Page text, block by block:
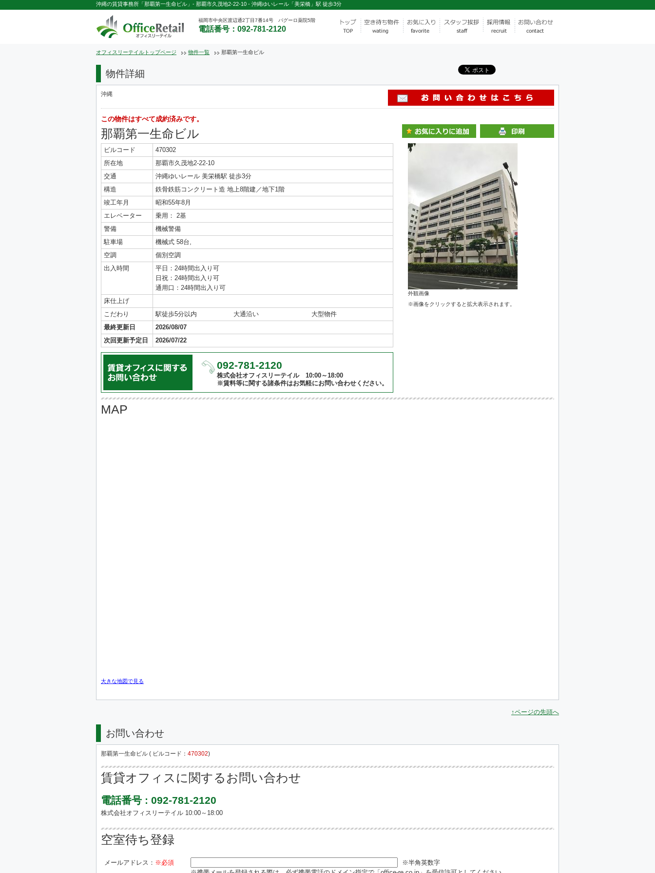
沖縄の賃貸事務所「那覇第一生命ビル」- 那覇市久茂地2-22-10 - 沖縄ゆいレール「美栄橋」駅 徒歩3分
福岡市中央区渡辺通2丁目7番14号 パグーロ薬院5階
電話番号：092-781-2120
オフィスリーテイルトップページ 物件一覧 那覇第一生命ビル
物件詳細
沖縄
この物件はすべて成約済みです。
那覇第一生命ビル
ビルコード
470302
所在地
那覇市久茂地2-22-10
交通
沖縄ゆいレール 美栄橋駅 徒歩3分
構造
鉄骨鉄筋コンクリート造 地上8階建／地下1階
竣工年月
昭和55年8月
エレベーター
乗用： 2基
警備
機械警備
駐車場
機械式 58台,
空調
個別空調
出入時間
平日：24時間出入り可
日祝：24時間出入り可
通用口：24時間出入り可
床仕上げ
こだわり
駅徒歩5分以内 大通沿い
大型物件
最終更新日
2026/08/07
次回更新予定日
2026/07/22
092-781-2120
株式会社オフィスリーテイル 10:00～18:00
※賃料等に関する諸条件はお気軽にお問い合わせください。
外観画像
※画像をクリックすると拡大表示されます。
MAP
大きな地図で見る
↑ページの先頭へ
お問い合わせ
那覇第一生命ビル ( ビルコード： 470302)
賃貸オフィスに関するお問い合わせ
電話番号 : 092-781-2120
株式会社オフィスリーテイル 10:00～18:00
空室待ち登録
メールアドレス： ※必須
※半角英数字